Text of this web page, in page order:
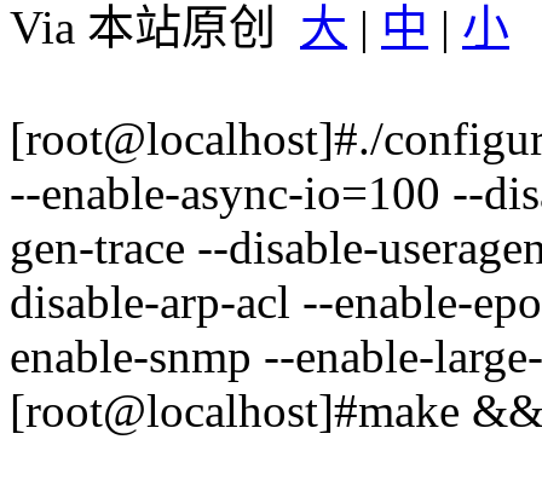
Via 本站原创
大 | 中 | 小
[root@localhost]#./
--enable-async-io=100 --
gen-trace --disable-
disable-arp-acl --enable-
enable-snmp --enable-
[root@localhost]#make